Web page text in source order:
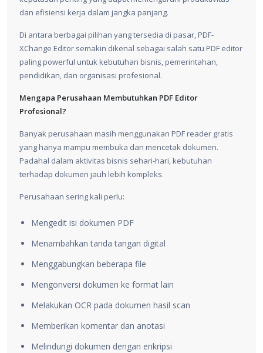
dan efisiensi kerja dalam jangka panjang.
Di antara berbagai pilihan yang tersedia di pasar, PDF-
XChange Editor semakin dikenal sebagai salah satu PDF editor
paling powerful untuk kebutuhan bisnis, pemerintahan,
pendidikan, dan organisasi profesional.
Mengapa Perusahaan Membutuhkan PDF Editor
Profesional?
Banyak perusahaan masih menggunakan PDF reader gratis
yang hanya mampu membuka dan mencetak dokumen.
Padahal dalam aktivitas bisnis sehari-hari, kebutuhan
terhadap dokumen jauh lebih kompleks.
Perusahaan sering kali perlu:
Mengedit isi dokumen PDF
Menambahkan tanda tangan digital
Menggabungkan beberapa file
Mengonversi dokumen ke format lain
Melakukan OCR pada dokumen hasil scan
Memberikan komentar dan anotasi
Melindungi dokumen dengan enkripsi